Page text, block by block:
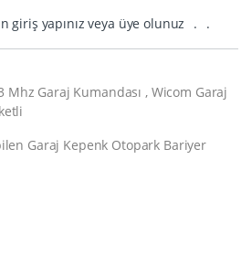
giriş yapınız veya üye olunuz . .
Mhz Garaj Kumandası , Wicom Garaj
Garaj Kepenk Otopark Bariyer